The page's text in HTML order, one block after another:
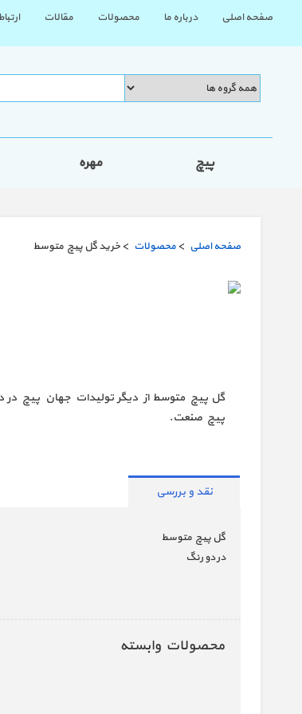
صفحه اصلی درباره ما محصولات مقالات
پیچ مهره
صفحه اصلی > محصولات > خرید گل پیچ متوسط
گل پیچ متوسط از دیگر تولیدات جهان پیچ
پیچ صنعت.
نقد و بررسی
گل پیچ متوسط
در دو رنگ
محصولات وابسته